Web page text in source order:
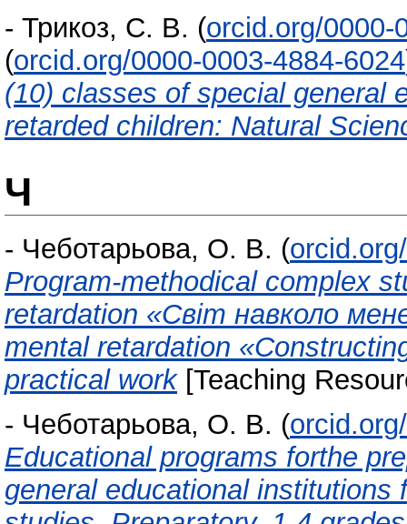
- Трикоз, С. В. (orcid.org/0000-
(orcid.org/0000-0003-4884-6024
(10) classes of special general
retarded children: Natural
Ч
- Чеботарьова, О. В. (
Program-methodical complex
retardation «Світ навколо
mental retardation
practical work[Teaching
- Чеботарьова, О. В. (
Educational programs forthe
general educational institutions